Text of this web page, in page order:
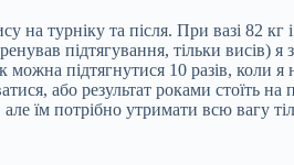
на турніку та після. При вазі 82
підтягування, тільки
можна підтягнутися 10 разів,
або результат роками стоїть
їм потрібно утримати всю вагу